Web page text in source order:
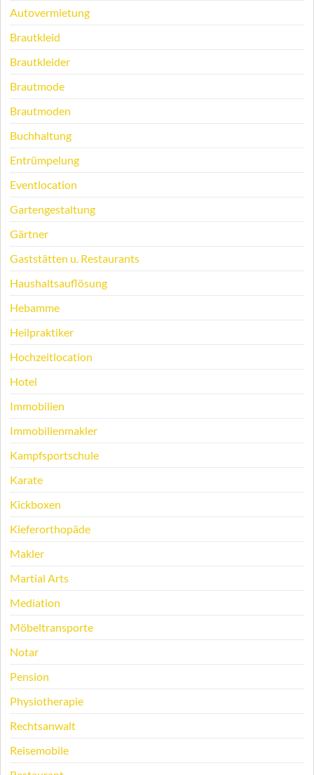
Autovermietung
Brautkleid
Brautkleider
Brautmode
Brautmoden
Buchhaltung
Entrümpelung
Eventlocation
Gartengestaltung
Gärtner
Gaststätten u. Restaurants
Haushaltsauflösung
Hebamme
Heilpraktiker
Hochzeitlocation
Hotel
Immobilien
Immobilienmakler
Kampfsportschule
Karate
Kickboxen
Kieferorthopäde
Makler
Martial Arts
Mediation
Möbeltransporte
Notar
Pension
Physiotherapie
Rechtsanwalt
Reisemobile